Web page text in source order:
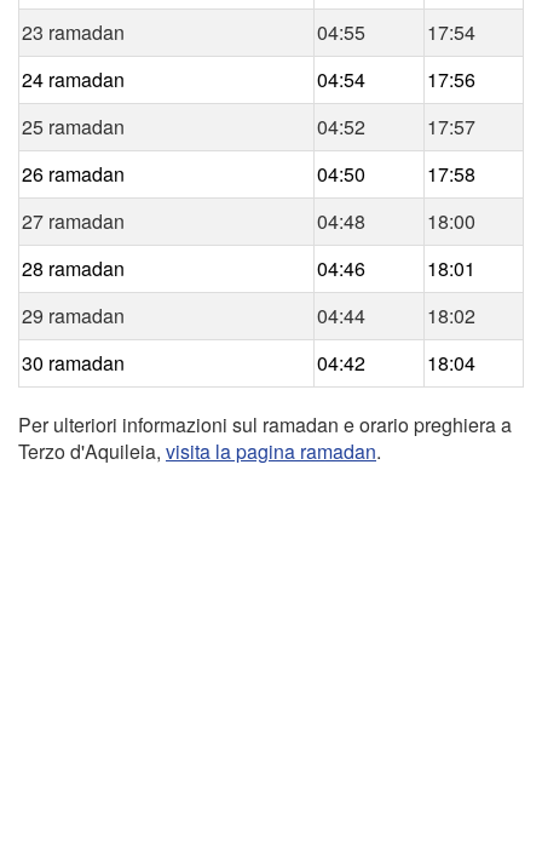
23 ramadan
04:55
17:54
24 ramadan
04:54
17:56
25 ramadan
04:52
17:57
26 ramadan
04:50
17:58
27 ramadan
04:48
18:00
28 ramadan
04:46
18:01
29 ramadan
04:44
18:02
30 ramadan
04:42 18:04
Per ulteriori informazioni sul ramadan e orario preghiera a
Terzo d'Aquileia, visita la pagina ramadan.